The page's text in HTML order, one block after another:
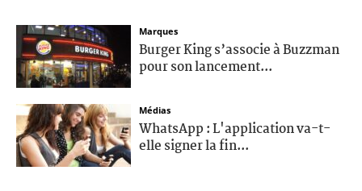
Marques
Burger King s’associe à Buzzman
pour son lancement...
Médias
WhatsApp : L'application va-t-
elle signer la fin...